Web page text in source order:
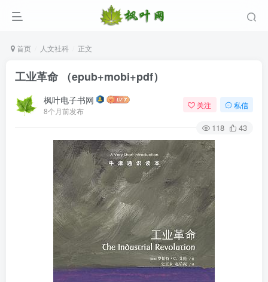
首页 人文社科 正文
工业革命 （epub+mobi+pdf）
枫叶电子书网
8个月前发布
关注 私信
118 43